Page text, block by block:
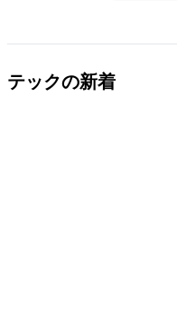
テックの新着